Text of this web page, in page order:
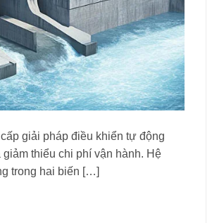
giải pháp điều khiển tự động
thiểu chi phí vận hành. Hệ
trong hai biến […]